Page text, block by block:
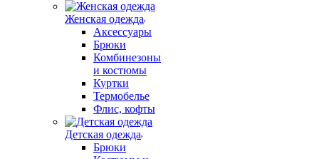
Женская одежда
Аксессуары
Брюки
Комбинезоны
и костюмы
Куртки
Термобелье
Флис, кофты
Детская одежда
Брюки